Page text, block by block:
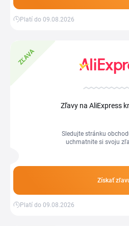
Platí do 09.08.2026
ZĽAVA
Zľavy na AliExpress
Sledujte stránku
uchmatnite si svoju
Získať
Platí do 09.08.2026